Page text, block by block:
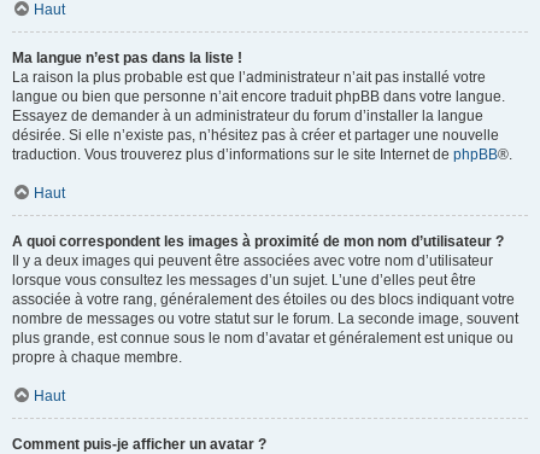
Haut
Ma langue n’est pas dans la liste !
La raison la plus probable est que l’administrateur n’ait pas installé votre
langue ou bien que personne n’ait encore traduit phpBB dans votre langue.
Essayez de demander à un administrateur du forum d’installer la langue
désirée. Si elle n’existe pas, n’hésitez pas à créer et partager une nouvelle
traduction. Vous trouverez plus d’informations sur le site Internet de phpBB®.
Haut
A quoi correspondent les images à proximité de mon nom d’utilisateur ?
Il y a deux images qui peuvent être associées avec votre nom d’utilisateur
lorsque vous consultez les messages d’un sujet. L’une d’elles peut être
associée à votre rang, généralement des étoiles ou des blocs indiquant votre
nombre de messages ou votre statut sur le forum. La seconde image, souvent
plus grande, est connue sous le nom d’avatar et généralement est unique ou
propre à chaque membre.
Haut
Comment puis-je afficher un avatar ?